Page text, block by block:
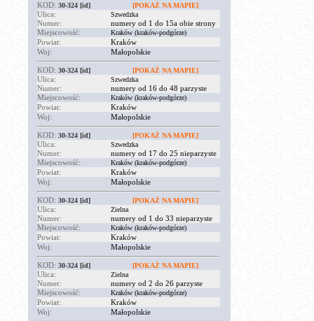
KOD: 30-324 [id] [POKAŻ NA MAPIE]
Ulica: Szwedzka
Numer:
numery od 1 do 15a obie strony
Miejscowość:
Kraków (kraków-podgórze)
Powiat:
Kraków
Woj:
Małopolskie
KOD: 30-324 [id] [POKAŻ NA MAPIE]
Ulica: Szwedzka
Numer:
numery od 16 do 48 parzyste
Miejscowość:
Kraków (kraków-podgórze)
Powiat:
Kraków
Woj:
Małopolskie
KOD: 30-324 [id] [POKAŻ NA MAPIE]
Ulica: Szwedzka
Numer:
numery od 17 do 25 nieparzyste
Miejscowość:
Kraków (kraków-podgórze)
Powiat:
Kraków
Woj:
Małopolskie
KOD: 30-324 [id] [POKAŻ NA MAPIE]
Ulica: Zielna
Numer:
numery od 1 do 33 nieparzyste
Miejscowość:
Kraków (kraków-podgórze)
Powiat:
Kraków
Woj:
Małopolskie
KOD: 30-324 [id] [POKAŻ NA MAPIE]
Ulica: Zielna
Numer:
numery od 2 do 26 parzyste
Miejscowość:
Kraków (kraków-podgórze)
Powiat:
Kraków
Woj:
Małopolskie